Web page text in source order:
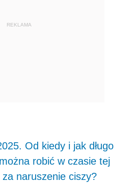
REKLAMA
Od kiedy i jak długo
robić w czasie tej
naruszenie ciszy?